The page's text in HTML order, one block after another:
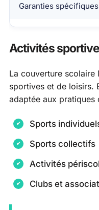
Garanties spécifiques
Activités
La couverture scolaire
sportives et de loisirs.
adaptée aux pratiques
Sports
Sports collectifs
Activités
Clubs et